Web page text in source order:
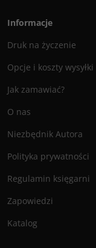
Informacje
Druk na życzenie
Opcje i koszty wysyłki
Jak zamawiać?
O nas
Niezbędnik Autora
Polityka prywatności
Regulamin księgarni
Zapowiedzi
Katalog